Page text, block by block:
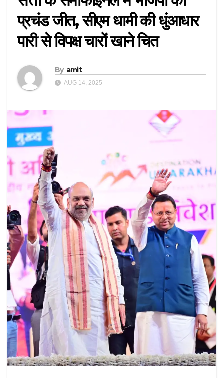
प्रचंड जीत, सीएम धामी की धुंआधार
पारी से विपक्ष चारों खाने चित
By amit
AUG 14, 2025